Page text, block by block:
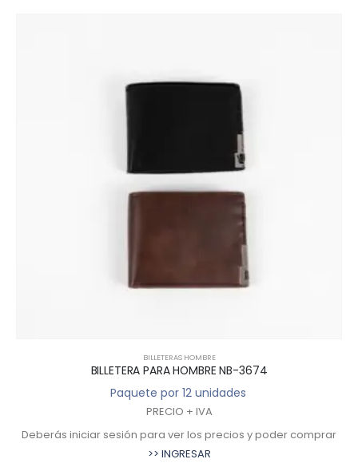
BILLETERAS HOMBRE
BILLETERA PARA HOMBRE NB-3674
Paquete por 12 unidades
PRECIO + IVA
Deberás iniciar sesión para ver los precios y poder comprar
>> INGRESAR